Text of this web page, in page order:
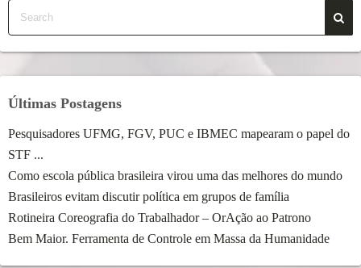
Últimas Postagens
Pesquisadores UFMG, FGV, PUC e IBMEC mapearam o papel do
STF ...
Como escola pública brasileira virou uma das melhores do mundo
Brasileiros evitam discutir política em grupos de família
Rotineira Coreografia do Trabalhador – OrAção ao Patrono
Bem Maior. Ferramenta de Controle em Massa da Humanidade